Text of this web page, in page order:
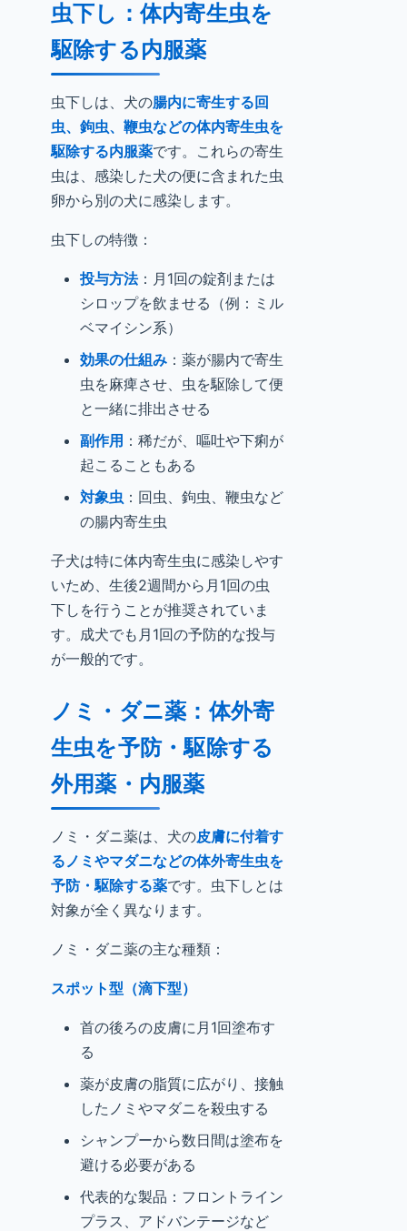
虫下し：体内寄生虫を
駆除する内服薬
虫下しは、犬の腸内に寄生する回
虫、鉤虫、鞭虫などの体内寄生虫を
駆除する内服薬です。これらの寄生
虫は、感染した犬の便に含まれた虫
卵から別の犬に感染します。
虫下しの特徴：
投与方法：月1回の錠剤または
シロップを飲ませる（例：ミル
ベマイシン系）
効果の仕組み ：薬が腸内で寄生
虫を麻痺させ、虫を駆除して便
と一緒に排出させる
副作用 ：稀だが、嘔吐や下痢が
起こることもある
対象虫 ：回虫、鉤虫、鞭虫など
の腸内寄生虫
子犬は特に体内寄生虫に感染しやす
いため、生後2週間から月1回の虫
下しを行うことが推奨されていま
す。成犬でも月1回の予防的な投与
が一般的です。
ノミ・ダニ薬：体外寄
生虫を予防・駆除する
外用薬・内服薬
ノミ・ダニ薬は、犬の皮膚に付着す
るノミやマダニなどの体外寄生虫を
予防・駆除する薬です。虫下しとは
対象が全く異なります。
ノミ・ダニ薬の主な種類：
スポット型（滴下型）
首の後ろの皮膚に月1回塗布す
る
薬が皮膚の脂質に広がり、接触
したノミやマダニを殺虫する
シャンプーから数日間は塗布を
避ける必要がある
代表的な製品：フロントライン
プラス、アドバンテージなど